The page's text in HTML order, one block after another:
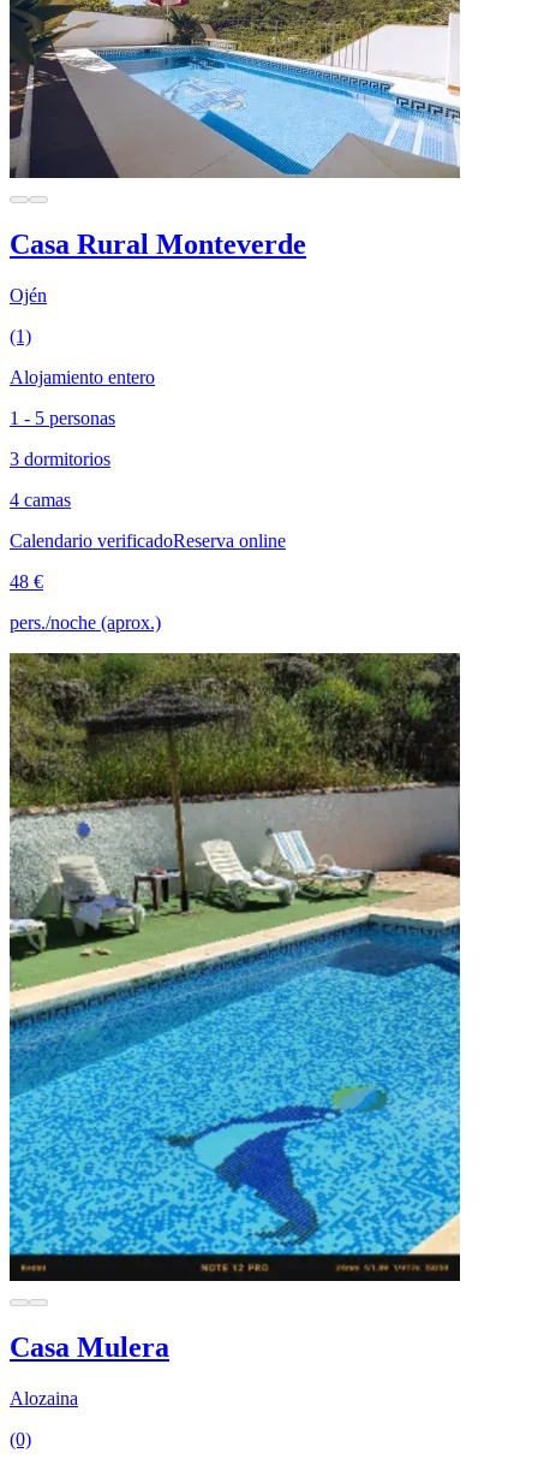
Casa Rural Monteverde
Ojén
(1)
Alojamiento entero
1 - 5 personas
3 dormitorios
4 camas
Calendario verificadoReserva online
48 €
pers./noche (aprox.)
Casa Mulera
Alozaina
(0)